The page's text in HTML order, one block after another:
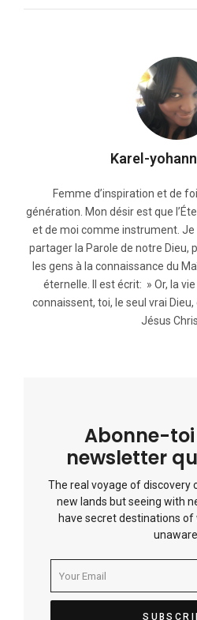
Karel-
Femme d’inspiration et de
génération. Mon désir est que
et de moi comme instrument.
partager la Parole de notre Dieu,
les gens à la connaissance du
éternelle. Il est écrit: » Or, la
connaissent, toi, le seul vrai
Jésus
Abonne-
newsletter
The real voyage of discovery
new lands but seeing with
have secret destinations
unaware.